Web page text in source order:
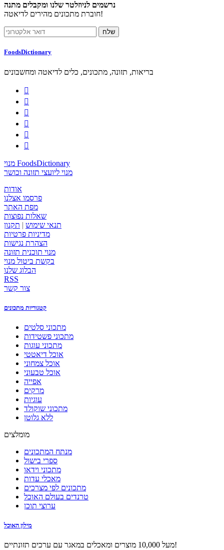
נרשמים לניוזלטר שלנו ומקבלים מתנה
חוברת מתכונים מהירים לדיאטה!
FoodsDictionary
בריאות, תזונה, מתכונים, כלים לדיאטה ומחשבונים






מנוי FoodsDictionary
מנוי ליועצי תזונה וכושר
אודות
פרסמו אצלנו
מפת האתר
שאלות נפוצות
תנאי שימוש | תקנון
מדיניות פרטיות
הצהרת נגישות
מנוי תוכנית תזונה
בקשת ביטול מנוי
הבלוג שלנו
RSS
צור קשר
קטגוריות מתכונים
מתכוני סלטים
מתכוני פשטידות
מתכוני עוגות
אוכל דיאטטי
אוכל צמחוני
אוכל טבעוני
אפייה
מרקים
עוגיות
מתכוני שוקולד
ללא גלוטן
מומלצים
מנתח המתכונים
ספרי בישול
מתכוני וידאו
מאכלי עדות
מתכונים לפי מצרכים
טרנדים בעולם האוכל
ערוצי תוכן
מילון האוכל
מעל 10,000 מוצרים ומאכלים במאגר עם ערכים תזונתיים!